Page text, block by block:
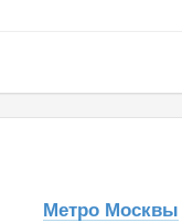
Метро Москвы